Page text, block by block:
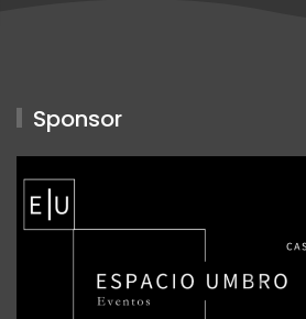
Sponsor